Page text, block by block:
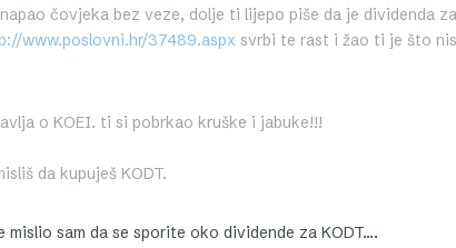
čovjeka bez veze, dolje ti lijepo piše da je dividenda za
www.poslovni.hr/37489.aspx svrbi te rast i žao ti je što
o KOEI. ti si pobrkao kruške i jabuke!!!
da kupuješ KODT.
sam da se sporite oko dividende za KODT….